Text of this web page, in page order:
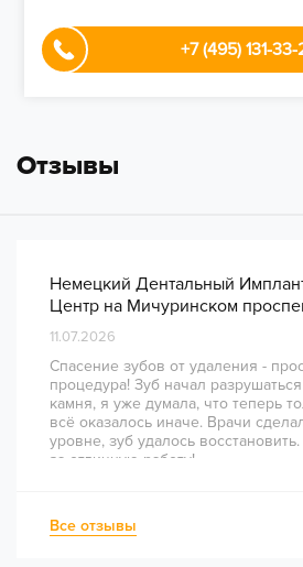
+7 (495) 131-33-
Отзывы
Немецкий Дентальный
Центр на Мичуринском
11.07.2026
Спасение зубов от удаления -
процедура! Зуб начал
камня, я уже думала, что теперь
всё оказалось иначе. Врачи
уровне, зуб удалось
за отличную работу!
Все отзывы